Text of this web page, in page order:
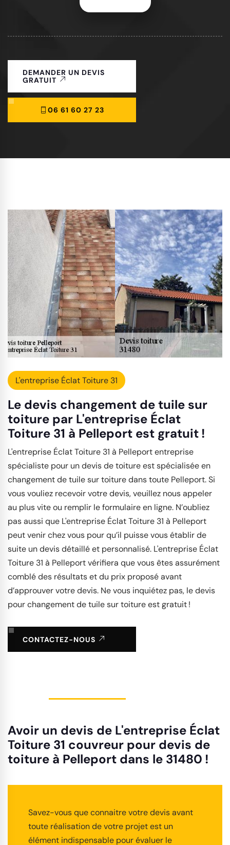
DEMANDER UN DEVIS
GRATUIT
06 61 60 27 23
L'entreprise Éclat Toiture 31
Le devis changement de tuile sur
toiture par L'entreprise Éclat
Toiture 31 à Pelleport est gratuit !
L'entreprise Éclat Toiture 31 à Pelleport entreprise
spécialiste pour un devis de toiture est spécialisée en
changement de tuile sur toiture dans toute Pelleport. Si
vous vouliez recevoir votre devis, veuillez nous appeler
au plus vite ou remplir le formulaire en ligne. N’oubliez
pas aussi que L'entreprise Éclat Toiture 31 à Pelleport
peut venir chez vous pour qu’il puisse vous établir de
suite un devis détaillé et personnalisé. L'entreprise Éclat
Toiture 31 à Pelleport vérifiera que vous êtes assurément
comblé des résultats et du prix proposé avant
d’approuver votre devis. Ne vous inquiétez pas, le devis
pour changement de tuile sur toiture est gratuit !
CONTACTEZ-NOUS
Avoir un devis de L'entreprise Éclat
Toiture 31 couvreur pour devis de
toiture à Pelleport dans le 31480 !
Savez-vous que connaitre votre devis avant
toute réalisation de votre projet est un
élément indispensable pour évaluer le